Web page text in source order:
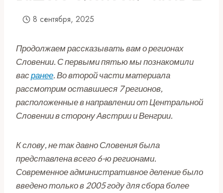
8 сентября, 2025
Продолжаем рассказывать вам о регионах
Словении. С первыми пятью мы познакомили
васранее. Во второй части материала
рассмотрим оставшиеся 7 регионов,
расположенные в направлении от Центральной
Словении в сторону Австрии и Венгрии.
К слову, не так давно Словения была
представлена всего 6-ю регионами.
Современное административное деление было
введено только в 2005 году для сбора более